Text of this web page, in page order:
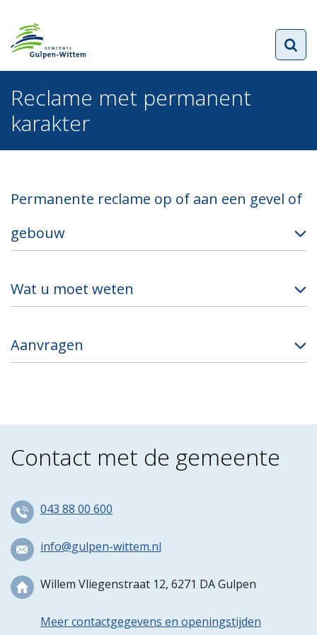
Reclame met permanent
karakter
Permanente reclame op of aan een gevel of
gebouw
Wat u moet weten
Aanvragen
Contact met de gemeente
043 88 00 600
info@gulpen-wittem.nl
Willem Vliegenstraat 12, 6271 DA Gulpen
Meer contactgegevens en openingstijden